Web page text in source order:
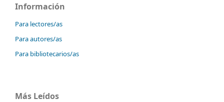
Información
Para lectores/as
Para autores/as
Para bibliotecarios/as
Más Leídos